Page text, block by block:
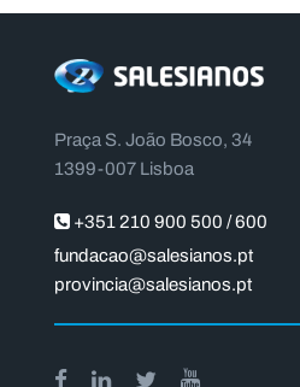
Praça S. João Bosco, 34
1399-007 Lisboa
+351 210 900 500 / 600
fundacao@salesianos.pt
provincia@salesianos.pt